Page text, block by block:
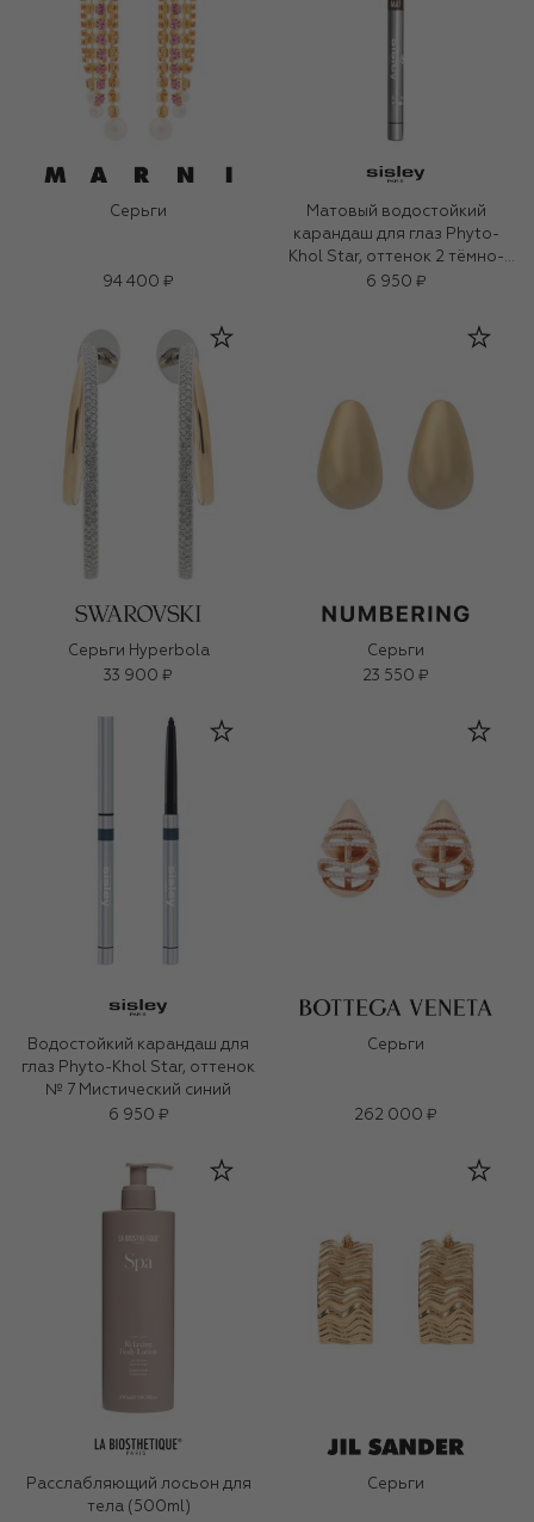
Серьги
94 400 ₽
Матовый водостойкий
карандаш для глаз Phyto-
Khol Star, оттенок 2 тёмно-
коричневый (0.3g)
6 950 ₽
Серьги Hyperbola
33 900 ₽
Серьги
23 550 ₽
Водостойкий карандаш для
глаз Phyto-Khol Star, оттенок
№ 7 Мистический синий
6 950 ₽
Серьги
262 000 ₽
Расслабляющий лосьон для
тела (500ml)
Серьги